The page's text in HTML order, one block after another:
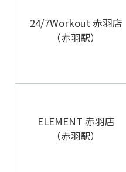
24/7Workout 赤羽店
（赤羽駅）
ELEMENT 赤羽店
（赤羽駅）